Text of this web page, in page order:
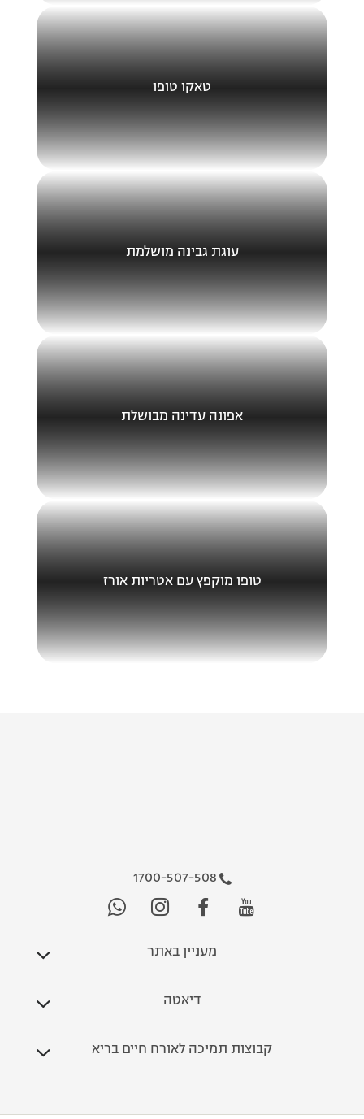
טאקו טופו
עוגת גבינה מושלמת
אפונה עדינה מבושלת
טופו מוקפץ עם אטריות אורז
1700-507-508
מעניין באתר
דיאטה
קבוצות תמיכה לאורח חיים בריא